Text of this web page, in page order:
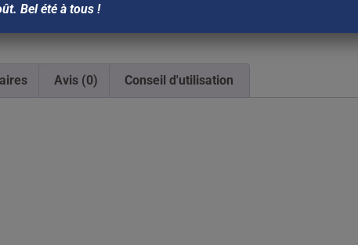
Avis (0) Conseil d'utilisation
Bel été à tous !